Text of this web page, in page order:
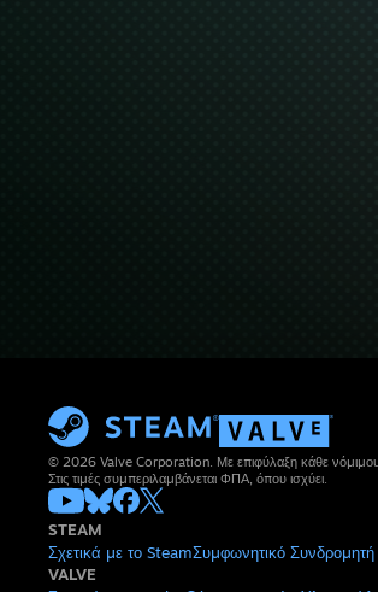
© 2026 Valve Corporation. Με επιφύλαξη κάθε νόμιμου
Στις τιμές συμπεριλαμβάνεται ΦΠΑ, όπου ισχύει.
STEAM
Σχετικά με το SteamΣυμφωνητικό
VALVE